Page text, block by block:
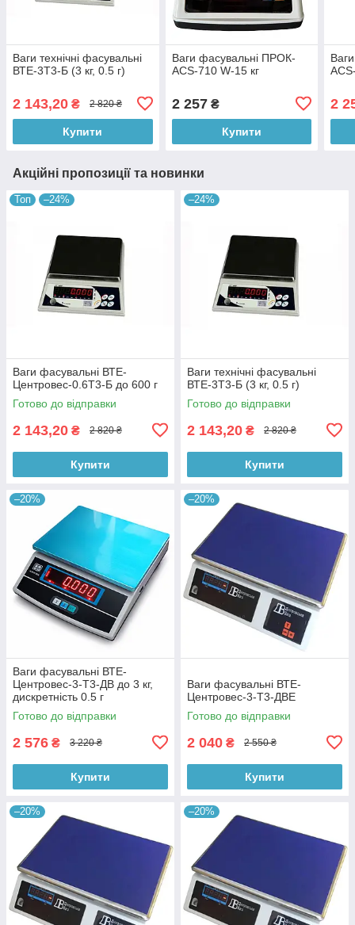
Ваги технічні фасувальні
ВТЕ-3Т3-Б (3 кг, 0.5 г)
2 143,20 ₴ 2 820 ₴
Купити
Ваги фасувальні ПРОК-
ACS-710 W-15 кг
2 257₴
Купити
2
Акційні пропозиції та новинки
Топ –24%
Ваги фасувальні ВТЕ-
Центровес-0.6Т3-Б до 600 г
Готово до відправки
2 143,20 ₴ 2 820 ₴
Купити
–24%
Ваги технічні фасувальні
ВТЕ-3Т3-Б (3 кг, 0.5 г)
Готово до відправки
2 143,20 ₴ 2 820 ₴
Купити
–20%
Ваги фасувальні ВТЕ-
Центровес-3-Т3-ДВ до 3 кг,
дискретність 0.5 г
Готово до відправки
2 576 ₴ 3 220 ₴
Купити
–20%
Ваги фасувальні ВТЕ-
Центровес-3-Т3-ДВЕ
Готово до відправки
2 040 ₴ 2 550 ₴
Купити
–20% –20%